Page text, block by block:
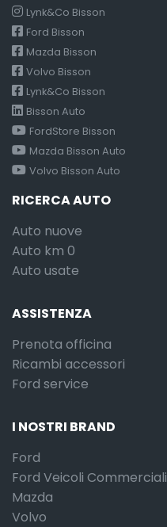
Lynk&Co Bisson
Ford Bisson
Mazda Bisson
Volvo Bisson
Lynk&Co Bisson
Bisson Auto
FordStore Bisson
Mazda Bisson Auto
Volvo Bisson Auto
RICERCA AUTO
Auto nuove
Auto km 0
Auto usate
ASSISTENZA
Prenota officina
Ricambi accessori
Ford service
I NOSTRI BRAND
Ford
Ford Veicoli Commerciali
Mazda
Volvo